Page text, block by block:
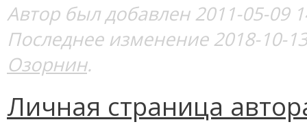
Автор был добавлен 2011-05-09
Последнее изменение 2018-10-
Озорнин.
Личная страница